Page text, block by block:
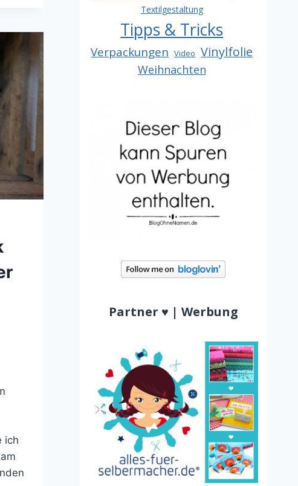
ich
Textilgestaltung
Tipps & Tricks
Verpackungen Video Vinylfolie
Weihnachten
Partner ♥ | Werbung